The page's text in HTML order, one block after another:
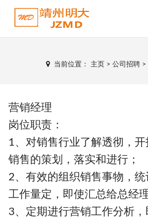
当前位置： 主页 > 公司招聘>
营销经理
岗位职责：
1、对销售行业了解透彻，
销售的策划，落实和进行；
2、有效的组织销售事物，统
工作量定，即使汇总给总经理
3、定期进行营销工作分析